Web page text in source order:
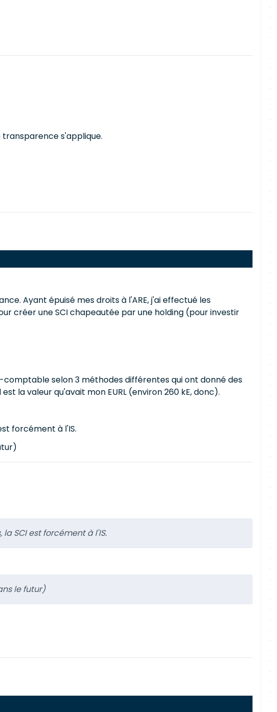
transparence s'applique.
Ayant épuisé mes droits à l'ARE, j'ai effectué les
créer une SCI chapeautée par une holding (pour investir
comptable selon 3 méthodes différentes qui ont donné des
la valeur qu'avait mon EURL (environ 260 kE, donc).
forcément à l'IS.
SCI est forcément à l'IS.
le futur)